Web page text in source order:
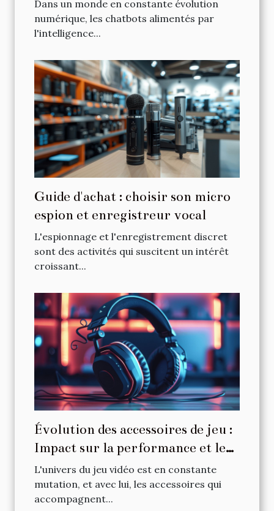
Dans un monde en constante évolution
numérique, les chatbots alimentés par
l'intelligence...
Guide d'achat : choisir son micro
espion et enregistreur vocal
L'espionnage et l'enregistrement discret
sont des activités qui suscitent un intérêt
croissant...
Évolution des accessoires de jeu :
Impact sur la performance et le
confort
L'univers du jeu vidéo est en constante
mutation, et avec lui, les accessoires qui
accompagnent...